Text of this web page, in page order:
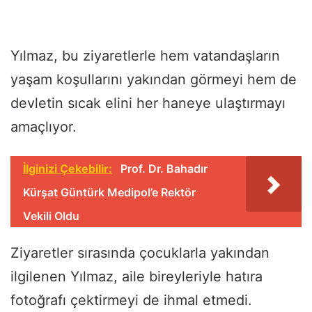
Yılmaz, bu ziyaretlerle hem vatandaşların
yaşam koşullarını yakından görmeyi hem de
devletin sıcak elini her haneye ulaştırmayı
amaçlıyor.
İlginizi Çekebilir:
Prof. Dr. Bahadır
Kürşat Güntürk Medipol’e Rektör
Vekili Oldu
Ziyaretler sırasında çocuklarla yakından
ilgilenen Yılmaz, aile bireyleriyle hatıra
fotoğrafı çektirmeyi de ihmal etmedi.